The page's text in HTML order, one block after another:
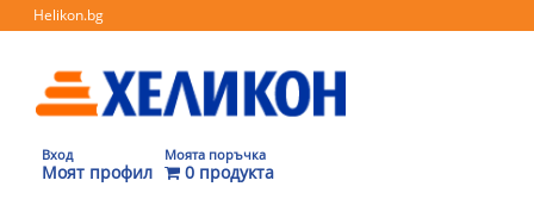
Helikon.bg
Вход
Моят профил
Моята поръчка
0 продукта